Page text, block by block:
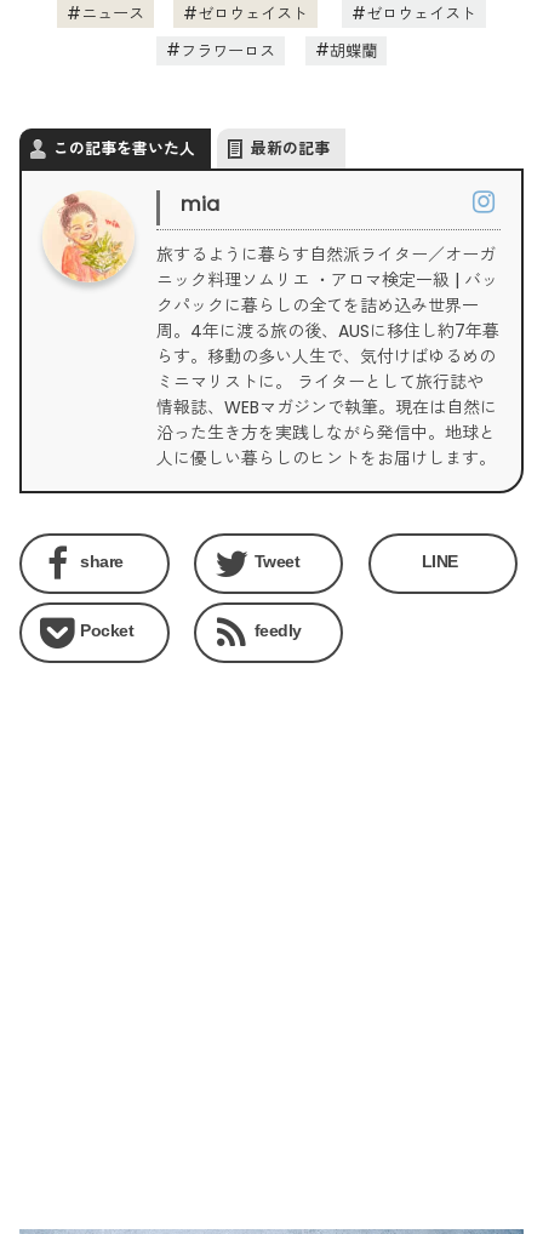
ニュース ゼロウェイスト
ゼロウェイスト
フラワーロス
胡蝶蘭
この記事を書いた人 最新の記事
mia
旅するように暮らす自然派ライター／オーガ
ニック料理ソムリエ ・アロマ検定一級 | バッ
クパックに暮らしの全てを詰め込み世界一
周。4年に渡る旅の後、AUSに移住し約7年暮
らす。移動の多い人生で、気付けばゆるめの
ミニマリストに。 ライターとして旅行誌や
情報誌、WEBマガジンで執筆。現在は自然に
沿った生き方を実践しながら発信中。地球と
人に優しい暮らしのヒントをお届けします。
share Tweet LINE
Pocket feedly